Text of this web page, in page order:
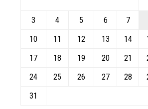
3
4 5 6 7
10
11 12 13 14
17
18 19 20 21
24
25 26 27 28
31